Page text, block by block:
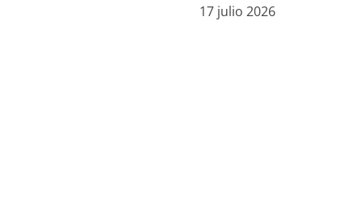
17 julio 2026